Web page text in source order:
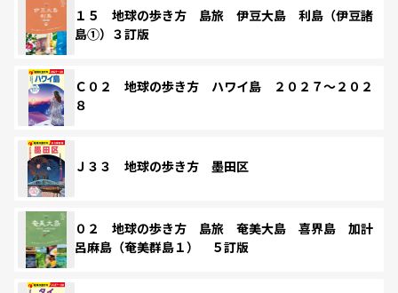
１５ 地球の歩き方 島旅 伊豆大島 利島（伊豆諸
島①）３訂版
Ｃ０２ 地球の歩き方 ハワイ島 ２０２７～２０２
８
Ｊ３３ 地球の歩き方 墨田区
０２ 地球の歩き方 島旅 奄美大島 喜界島 加計
呂麻島（奄美群島１） ５訂版